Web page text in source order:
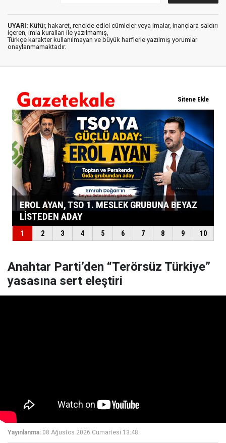
UYARI: Küfür, hakaret, rencide edici cümleler veya imalar, inançlara saldırı
içeren, imla kuralları ile yazılmamış,
Türkçe karakter kullanılmayan ve büyük harflerle yazılmış yorumlar
onaylanmamaktadır.
Anahtar Parti’den “Terörsüz Türkiye”
yasasına sert eleştiri
Yayınlanma: 08 Ağustos 2026 Cumartesi 13:48